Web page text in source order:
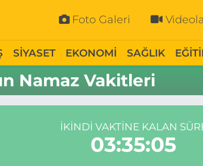
Foto Galeri
SİYASET EKONOMİ SAĞLIK
Namaz Vakitleri
İKINDI VAKTINE KALAN
03:35:05